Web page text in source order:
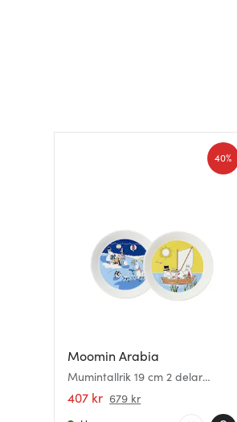
Moomin Arabia
Mumintallrik 19 cm 2 delar
segling & vinterbrasa 2024
407 kr 679 kr
40%